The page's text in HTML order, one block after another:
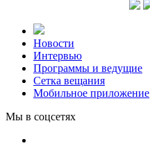
Новости
Интервью
Программы и ведущие
Сетка вещания
Мобильное приложение
Мы в соцсетях